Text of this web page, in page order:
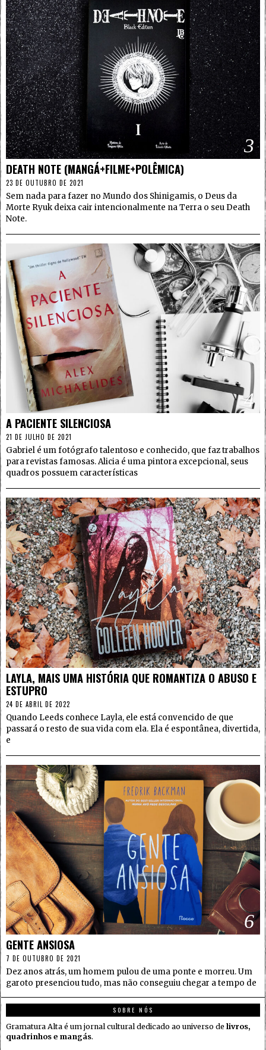
3
DEATH NOTE (MANGÁ+FILME+POLÊMICA)
23 DE OUTUBRO DE 2021
Sem nada para fazer no Mundo dos Shinigamis, o Deus da
Morte Ryuk deixa cair intencionalmente na Terra o seu Death
Note.
4
A PACIENTE SILENCIOSA
21 DE JULHO DE 2021
Gabriel é um fotógrafo talentoso e conhecido, que faz trabalhos
para revistas famosas. Alicia é uma pintora excepcional, seus
quadros possuem características
5
LAYLA, MAIS UMA HISTÓRIA QUE ROMANTIZA O ABUSO E
ESTUPRO
24 DE ABRIL DE 2022
Quando Leeds conhece Layla, ele está convencido de que
passará o resto de sua vida com ela. Ela é espontânea, divertida,
e
6
GENTE ANSIOSA
7 DE OUTUBRO DE 2021
Dez anos atrás, um homem pulou de uma ponte e morreu. Um
garoto presenciou tudo, mas não conseguiu chegar a tempo de
SOBRE NÓS
Gramatura Alta é um jornal cultural dedicado ao universo de livros,
quadrinhos e mangás.